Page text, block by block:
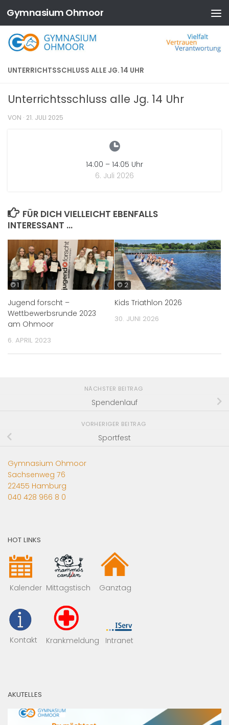
Zum Inhalt springen
Gymnasium Ohmoor
UNTERRICHTSSCHLUSS ALLE JG. 14 UHR
Unterrichtsschluss alle Jg. 14 Uhr
VON · 21. JULI 2025
14:00 – 14:05 Uhr
6. Juli 2026
FÜR DICH VIELLEICHT EBENFALLS
INTERESSANT …
© 1
Jugend forscht –
Wettbewerbsrunde 2023
am Ohmoor
6. APRIL 2023
© 2
Kids Triathlon 2026
30. JUNI 2026
NÄCHSTER BEITRAG
Spendenlauf
VORHERIGER BEITRAG
Sportfest
Gymnasium Ohmoor
Sachsenweg 76
22455 Hamburg
040 428 966 8 0
HOT LINKS
Kalender Mittagstisch Ganztag
Kontakt Krankmeldung Intranet
AKUTELLES